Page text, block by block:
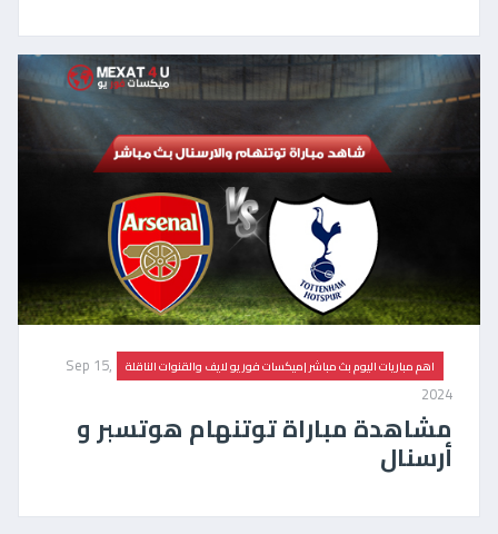
اهم مباريات اليوم بث مباشر |ميكسات فور يو لايف والقنوات الناقلة
Sep 15,
2024
مشاهدة مباراة توتنهام هوتسبر و
أرسنال